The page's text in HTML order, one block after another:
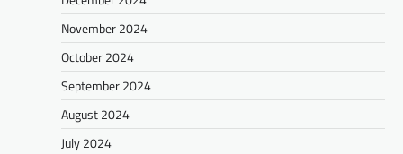
November 2024
October 2024
September 2024
August 2024
July 2024